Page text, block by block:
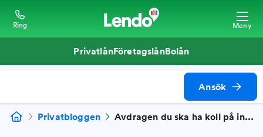
Ring Meny
PrivatlånFöretagslånBolån
Ansök
Privatbloggen Avdragen du ska ha koll på inför årets deklaration